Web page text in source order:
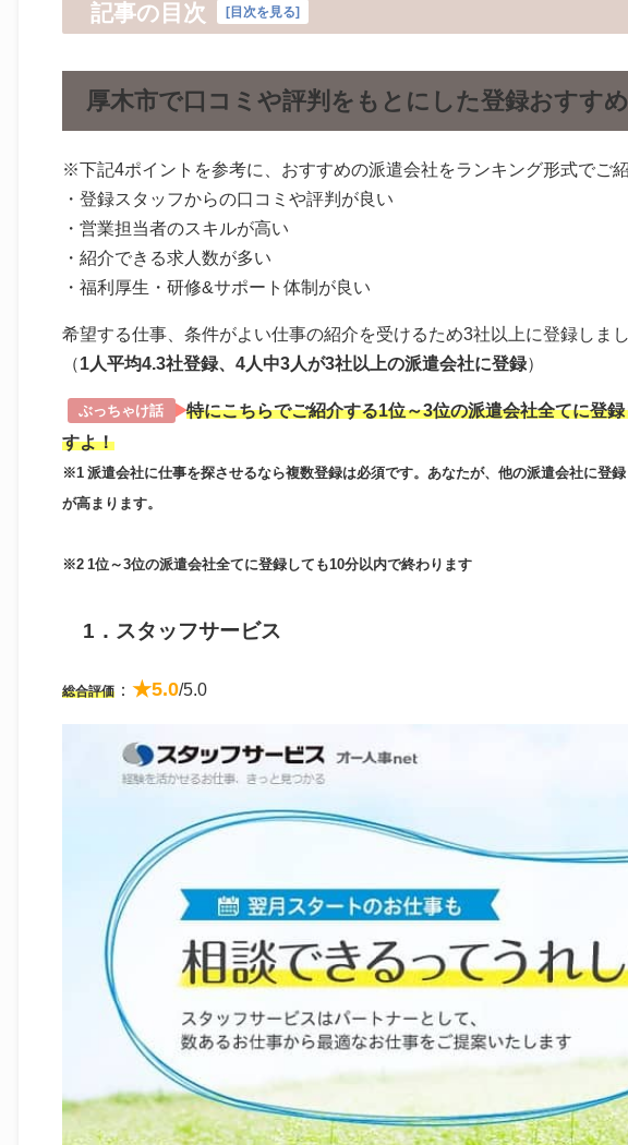
記事の目次 [目次を見る]
厚木市で口コミや評判をもとにした登録おすす
※下記4ポイントを参考に、おすすめの派遣会社をランキング形式でご紹
・登録スタッフからの口コミや評判が良い
・営業担当者のスキルが高い
・紹介できる求人数が多い
・福利厚生・研修&サポート体制が良い
希望する仕事、条件がよい仕事の紹介を受けるため3社以上に登録しまし
（1人平均4.3社登録、4人中3人が3社以上の派遣会社に登録）
ぶっちゃけ話
特にこちらでご紹介する1位～3位の派遣会社全てに登
すよ！
※1 派遣会社に仕事を探させるなら複数登録は必須です。あなたが、他の派遣会社に登
が高まります。
※2 1位～3位の派遣会社全てに登録しても10分以内で終わります
1．スタッフサービス
総合評価 ： ★5.0/5.0